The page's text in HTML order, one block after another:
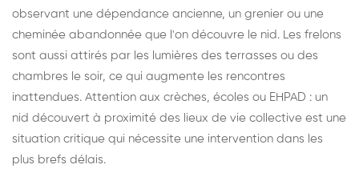
observant une dépendance ancienne, un grenier ou une
cheminée abandonnée que l'on découvre le nid. Les frelons
sont aussi attirés par les lumières des terrasses ou des
chambres le soir, ce qui augmente les rencontres
inattendues. Attention aux crèches, écoles ou EHPAD : un
nid découvert à proximité des lieux de vie collective est une
situation critique qui nécessite une intervention dans les
plus brefs délais.